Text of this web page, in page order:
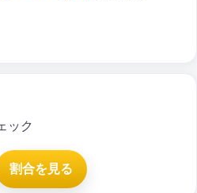
ック
割合を見る